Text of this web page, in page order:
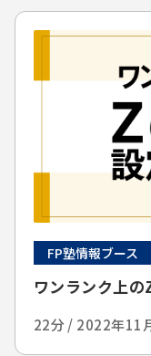
FP塾情報ブース
ワンランク上
22分 / 2022年11